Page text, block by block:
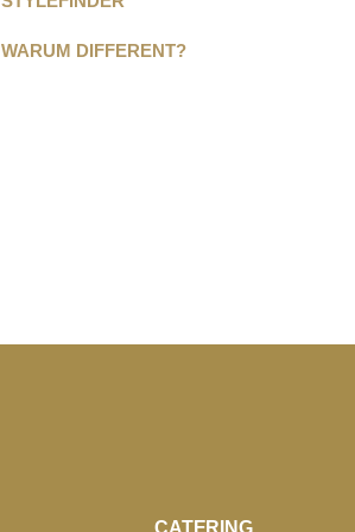
WARUM DIFFERENT?
CATERING